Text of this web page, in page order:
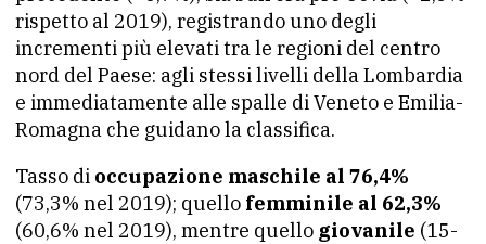
rispetto al 2019), registrando uno degli
incrementi più elevati tra le regioni del centro
nord del Paese: agli stessi livelli della Lombardia
e immediatamente alle spalle di Veneto e Emilia-
Romagna che guidano la classifica.
Tasso di occupazione maschile al 76,4%
(73,3% nel 2019); quello femminile al 62,3%
(60,6% nel 2019), mentre quello giovanile (15-